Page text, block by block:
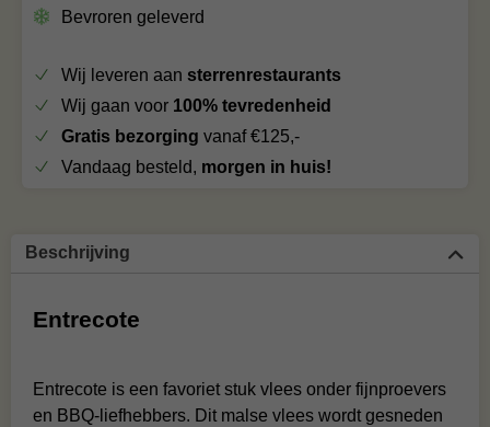
Bevroren geleverd
Wij leveren aan sterrenrestaurants
Wij gaan voor 100% tevredenheid
Gratis bezorging vanaf €125,-
Vandaag besteld, morgen in huis!
Beschrijving
Entrecote
Entrecote is een favoriet stuk vlees onder fijnproevers
en BBQ-liefhebbers. Dit malse vlees wordt gesneden